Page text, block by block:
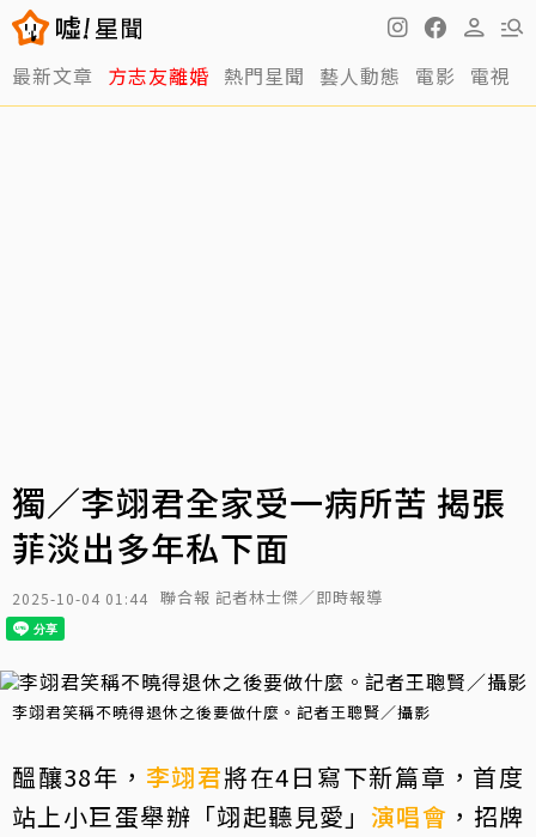
最新文章 方志友離婚 熱門星聞 藝人動態 電影 電視
獨／李翊君全家受一病所苦 揭張
菲淡出多年私下面
2025-10-04 01:44 聯合報 記者林士傑／即時報導
李翊君笑稱不曉得退休之後要做什麼。記者王聰賢／攝影
醞釀38年， 李翊君將在4日寫下新篇章，首度
站上小巨蛋舉辦「翊起聽見愛」 演唱會 ，招牌